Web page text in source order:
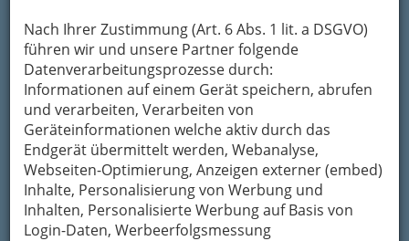
Nach Ihrer Zustimmung (Art. 6 Abs. 1 lit. a DSGVO)
führen wir und unsere Partner folgende
Datenverarbeitungsprozesse durch:
Informationen auf einem Gerät speichern, abrufen
und verarbeiten, Verarbeiten von
Geräteinformationen welche aktiv durch das
Endgerät übermittelt werden, Webanalyse,
Webseiten-Optimierung, Anzeigen externer (embed)
Inhalte, Personalisierung von Werbung und
Inhalten, Personalisierte Werbung auf Basis von
Login-Daten, Werbeerfolgsmessung
Navigation